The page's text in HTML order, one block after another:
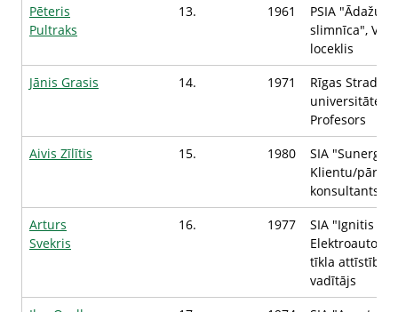
Pēteris
Pultraks
13. 1961
PSIA "Ādažu
slimnīca",
loceklis
Jānis Grasis
14. 1971
Rīgas Stradiņa
universitāte,
Profesors
Aivis Zīlītis
15. 1980
SIA "Sunergia",
Klientu/
konsultants
Arturs
Svekris
16. 1977
SIA "Ignitis
Elektroauto
tīkla attīstības
vadītājs